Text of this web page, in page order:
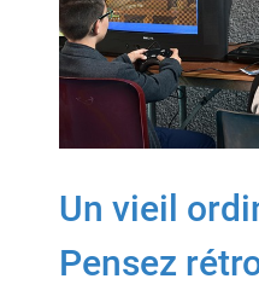
Un vieil
Pensez